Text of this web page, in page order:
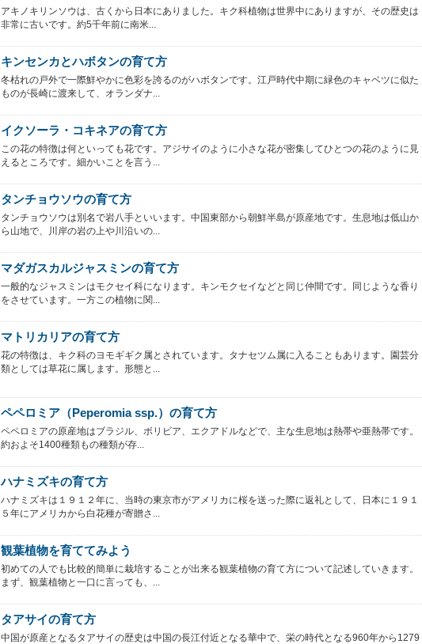
アキノキリンソウは、古くから日本にありました。キク科植物は世界中にありますが、その歴史は
非常に古いです。約5千年前に南米...
キンセンカとハボタンの育て方
冬枯れの戸外で一際鮮やかに色彩を誇るのがハボタンです。江戸時代中期に緑色のキャベツに似た
ものが長崎に渡来して、オランダナ...
イクソーラ・コキネアの育て方
この花の特徴は何といっても花です。アジサイのように小さな花が密集してひとつの花のように見
えるところです。細かいことを言う...
タンチョウソウの育て方
タンチョウソウは別名で岩八手といいます。中国東部から朝鮮半島が原産地です。生息地は低山か
ら山地で、川岸の岩の上や川沿いの...
マダガスカルジャスミンの育て方
一般的なジャスミンはモクセイ科になります。キンモクセイなどと同じ仲間です。同じような香り
をさせています。一方この植物に関...
マトリカリアの育て方
花の特徴は、キク科のヨモギギク属とされています。タナセツム属に入ることもあります。園芸分
類としては草花に属します。形態と...
ペペロミア（Peperomia ssp.）の育て方
ペペロミアの原産地はブラジル、ボリビア、エクアドルなどで、主な生息地は熱帯や亜熱帯です。
約およそ1400種類もの種類が存...
ハナミズキの育て方
ハナミズキは１９１２年に、当時の東京市がアメリカに桜を送った際に返礼として、日本に１９１
５年にアメリカから白花種が寄贈さ...
観葉植物を育ててみよう
初めての人でも比較的簡単に栽培することが出来る観葉植物の育て方について記述していきます。
まず、観葉植物と一口に言っても、...
タアサイの育て方
中国が原産となるタアサイの歴史は中国の長江付近となる華中で、栄の時代となる960年から1279